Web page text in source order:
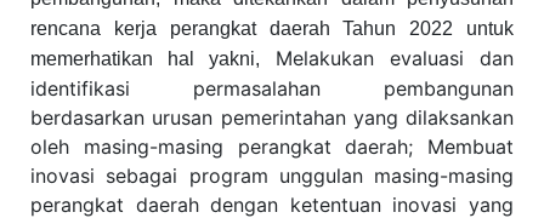
rencana kerja perangkat daerah Tahun 2022 untuk
memerhatikan hal yakni, Melakukan evaluasi dan
identifikasi permasalahan pembangunan
berdasarkan urusan pemerintahan yang dilaksankan
oleh masing-masing perangkat daerah; Membuat
inovasi sebagai program unggulan masing-masing
perangkat daerah dengan ketentuan inovasi yang